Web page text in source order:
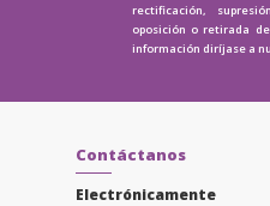
rectificación,
oposición o retirada
información diríjase a
Contáctanos
Electrónicamente